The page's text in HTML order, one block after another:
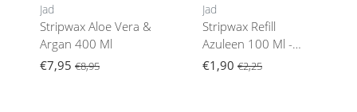
Jad
Stripwax Aloe Vera &
Argan 400 Ml
€7,95 €8,95
Jad
Stripwax Refill
Azuleen 100 Ml -
Gevoelige Huid
€1,90 €2,25